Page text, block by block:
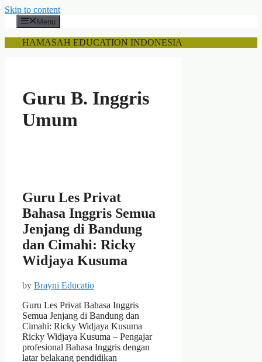
Skip to content
Menu
HAMASAH EDUCATION INDONESIA
Guru B. Inggris
Umum
Guru Les Privat
Bahasa Inggris Semua
Jenjang di Bandung
dan Cimahi: Ricky
Widjaya Kusuma
by Brayni Educatio
Guru Les Privat Bahasa Inggris
Semua Jenjang di Bandung dan
Cimahi: Ricky Widjaya Kusuma
Ricky Widjaya Kusuma – Pengajar
profesional Bahasa Inggris dengan
latar belakang pendidikan